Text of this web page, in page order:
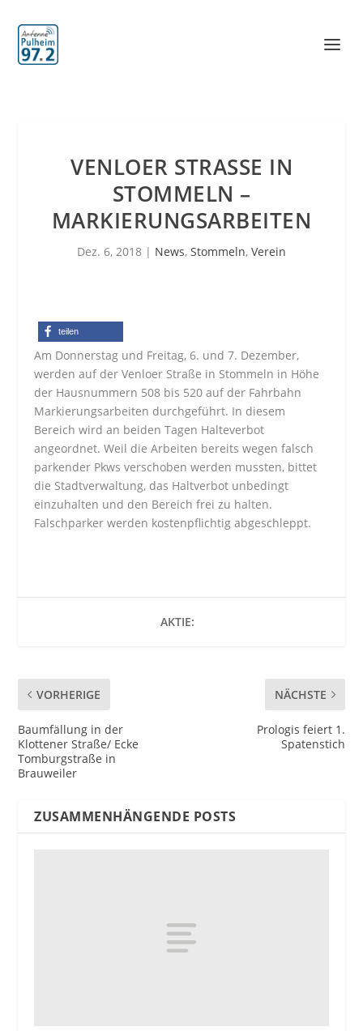
VENLOER STRASSE IN S
TOMMELN – M
ARKIERUNGSARBEITEN
Dez. 6, 2018 | News, Stommeln, Verein
teilen
Am Donnerstag und Freitag, 6. und 7. Dezember,
werden auf der Venloer Straße in Stommeln in Höhe
der Hausnummern 508 bis 520 auf der Fahrbahn
Markierungsarbeiten durchgeführt. In diesem
Bereich wird an beiden Tagen Halteverbot
angeordnet. Weil die Arbeiten bereits wegen falsch
parkender Pkws verschoben werden mussten, bittet
die Stadtverwaltung, das Haltverbot unbedingt
einzuhalten und den Bereich frei zu halten.
Falschparker werden kostenpflichtig abgeschleppt.
AKTIE:
VORHERIGE
Baumfällung in der
Klottener Straße/ Ecke
Tomburgstraße in
Brauweiler
NÄCHSTE
Prologis feiert 1.
Spatenstich
ZUSAMMENHÄNGENDE POSTS